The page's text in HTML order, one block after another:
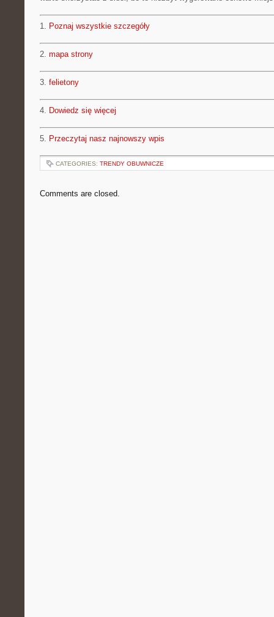
1. Poznaj wszystkie szczegóły
2. mapa strony
3. felietony
4. Dowiedz się więcej
5. Przeczytaj nasz najnowszy wpis
CATEGORIES: TRENDY OBUWNICZE
Comments are closed.